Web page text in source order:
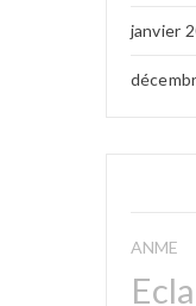
janvier
ANME